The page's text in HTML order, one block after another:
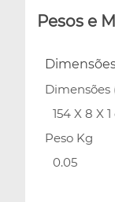
Pesos e
Dimensões
154 X 8 X
Peso Kg
0.05